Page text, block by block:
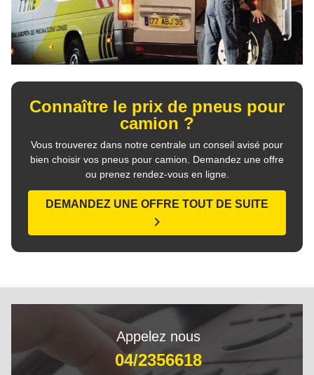
Connaître le prix de pneus pour
camion ?
Vous trouverez dans notre centrale un conseil avisé pour
bien choisir vos pneus pour camion. Demandez une offre
ou prenez rendez-vous en ligne.
DEMANDEZ UNE OFFRE TOUT DE SUITE
Appelez nous
04/2356618